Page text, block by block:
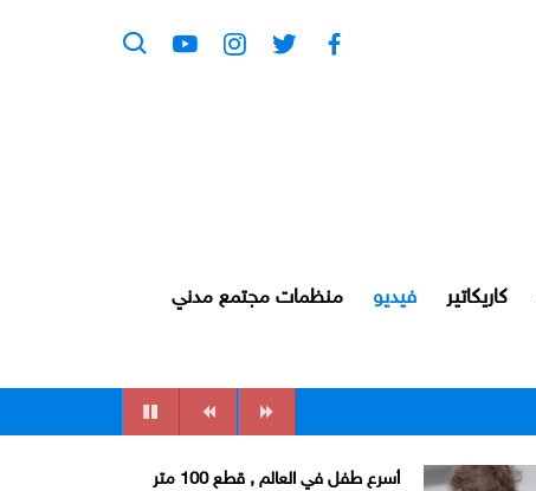
كاريكاتير فيديو منظمات مجتمع مدني
أسرع طفل في العالم , قطع 100 متر